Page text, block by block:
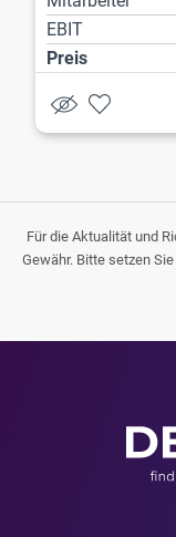
EBIT
Preis
Für die Aktualität und
Gewähr. Bitte setzen